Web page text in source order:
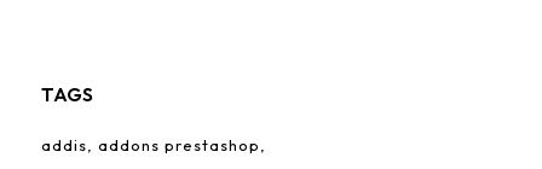
TAGS
addis
addons prestashop